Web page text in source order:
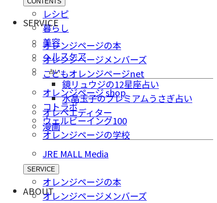
レシピ
暮らし
美容
ヘルスケア
占い
鏡リュウジの12星座占い
水晶玉子のプレミアムうさぎ占い
オレペエディター
漫画
SERVICE
オレンジページの本
オレンジページメンバーズ
こどもオレンジページnet
オレンジページ shop
コトラボ
ウェルビーイング100
オレンジページの学校
JRE MALL Media
SERVICE
オレンジページの本
オレンジページメンバーズ
ABOUT